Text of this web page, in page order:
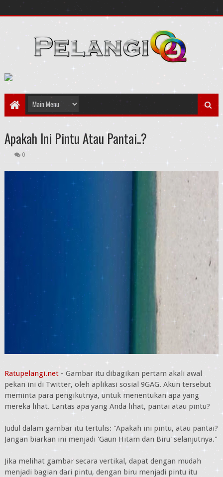
Apakah Ini Pintu Atau Pantai..?
0
Ratupelangi.net- Gambar itu dibagikan pertam akali awal
pekan ini di Twitter, oleh aplikasi sosial 9GAG. Akun tersebut
meminta para pengikutnya, untuk menentukan apa yang
mereka lihat. Lantas apa yang Anda lihat, pantai atau pintu?
Judul dalam gambar itu tertulis: "Apakah ini pintu, atau pantai?
Jangan biarkan ini menjadi 'Gaun Hitam dan Biru' selanjutnya."
Jika melihat gambar secara vertikal, dapat dengan mudah
menjadi bagian dari pintu, dengan biru menjadi pintu itu